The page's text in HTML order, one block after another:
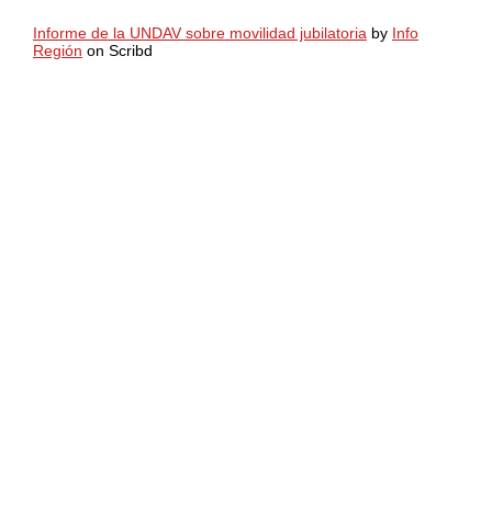
Informe de la UNDAV sobre movilidad jubilatoria by Info
Región on Scribd